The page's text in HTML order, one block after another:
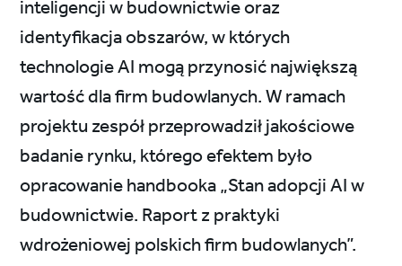
inteligencji w budownictwie oraz
identyfikacja obszarów, w których
technologie AI mogą przynosić największą
wartość dla firm budowlanych. W ramach
projektu zespół przeprowadził jakościowe
badanie rynku, którego efektem było
opracowanie handbooka „Stan adopcji AI w
budownictwie. Raport z praktyki
wdrożeniowej polskich firm budowlanych”.